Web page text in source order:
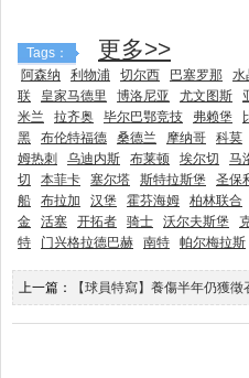
Tags： 更多>>
阿森纳 利物浦 切尔西 巴塞罗那 水
联
皇家马德里 博洛尼亚 尤文图斯
米兰
拉齐奥 毕尔巴鄂竞技 弗赖堡
黑
布伦特福德 桑德兰 摩纳哥 科莫
姆热刺
乌迪内斯 布莱顿 埃尔切 马
切
本菲卡 塞尔塔 斯特拉斯堡 圣保
船
布拉加 汉堡 霍芬海姆 柏林联合
金
活塞 开拓者 骑士 沃尔夫斯堡
特
门兴格拉德巴赫 南特 帕尔梅拉斯
上一篇： 【球員特寫】養傷半年仍獲